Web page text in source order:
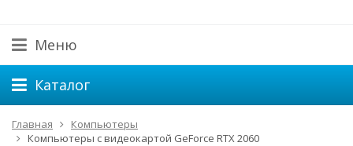
Меню
Каталог
Главная
Компьютеры
Компьютеры с видеокартой GeForce RTX 2060